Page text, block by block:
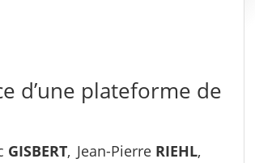
d’une plateforme de
GISBERT Jean-Pierre RIEHL